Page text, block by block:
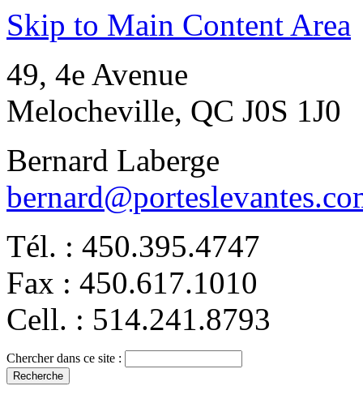
Skip to Main Content Area
49, 4e Avenue
Melocheville, QC J0S 1J0
Bernard Laberge
Tél. : 450.395.4747
Fax : 450.617.1010
Cell. : 514.241.8793
Chercher dans ce site :